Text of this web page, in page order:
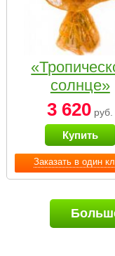
Заказать в один
солнце»
3 620 руб.
Купить